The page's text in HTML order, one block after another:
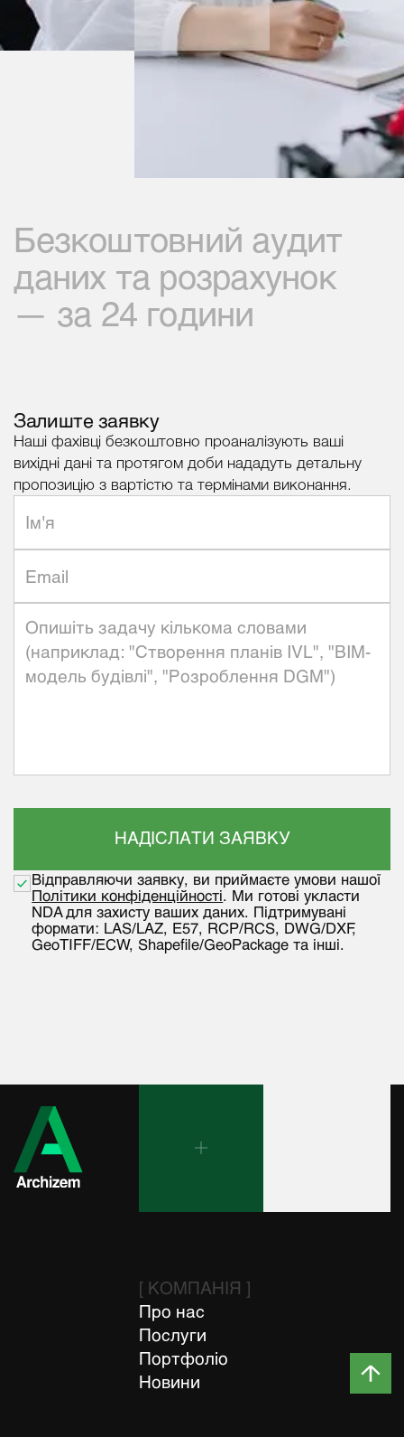
Безкоштовний аудит
даних та розрахунок
— за 24 години
Залиште заявку
Наші фахівці безкоштовно проаналізують ваші
вихідні дані та протягом доби нададуть детальну
пропозицію з вартістю та термінами виконання.
Відправляючи заявку, ви приймаєте умови нашої
Політики конфіденційності. Ми готові укласти
NDA для захисту ваших даних. Підтримувані
формати: LAS/LAZ, E57, RCP/RCS, DWG/DXF,
GeoTIFF/ECW, Shapefile/GeoPackage та інші.
[ КОМПАНІЯ ]
Про нас
Послуги
Портфоліо
Новини